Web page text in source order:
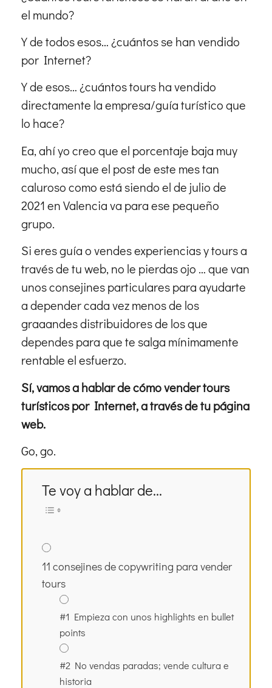
el mundo?
Y de todos esos… ¿cuántos se han vendido
por Internet?
Y de esos… ¿cuántos tours ha vendido
directamente la empresa/guía turístico que
lo hace?
Ea, ahí yo creo que el porcentaje baja muy
mucho, así que el post de este mes tan
caluroso como está siendo el de julio de
2021 en Valencia va para ese pequeño
grupo.
Si eres guía o vendes experiencias y tours a
través de tu web, no le pierdas ojo … que van
unos consejines particulares para ayudarte
a depender cada vez menos de los
graaandes distribuidores de los que
dependes para que te salga mínimamente
rentable el esfuerzo.
Sí, vamos a hablar de cómo vender tours
turísticos por Internet, a través de tu página
web.
Go, go.
Te voy a hablar de...
11 consejines de copywriting para vender
tours
#1 Empieza con unos highlights en bullet
points
#2 No vendas paradas; vende cultura e
historia